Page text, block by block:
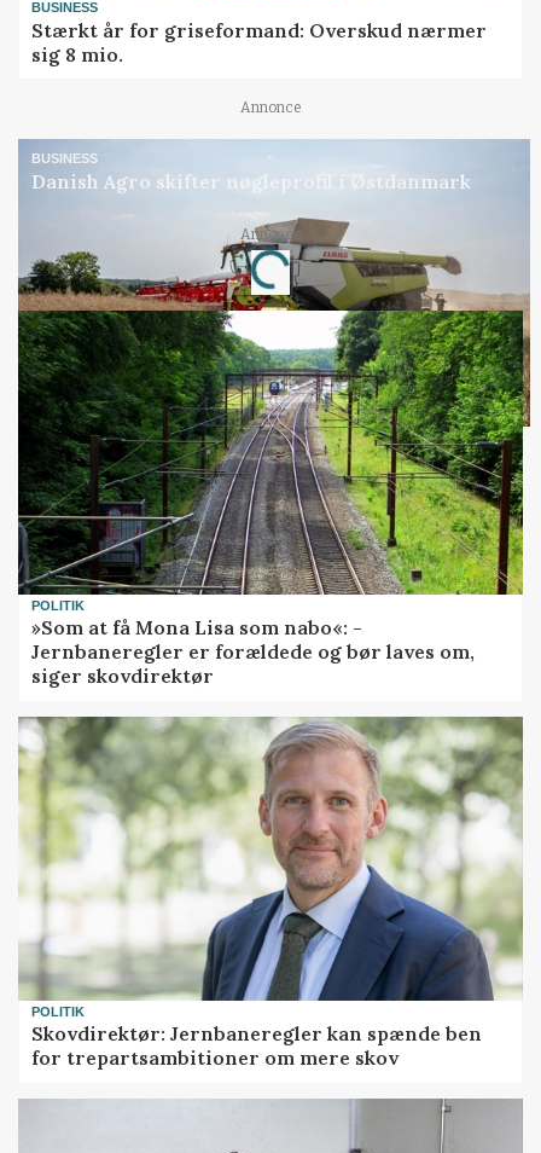
BUSINESS
Stærkt år for griseformand: Overskud nærmer
sig 8 mio.
Annonce
BUSINESS
Danish Agro skifter nøgleprofil i Østdanmark
Annonce
Loading...
POLITIK
»Som at få Mona Lisa som nabo«: -
Jernbaneregler er forældede og bør laves om,
siger skovdirektør
POLITIK
Skovdirektør: Jernbaneregler kan spænde ben
for trepartsambitioner om mere skov